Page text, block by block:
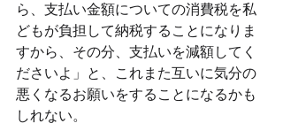
ら、支払い金額についての消費税を私
どもが負担して納税することになりま
すから、その分、支払いを減額してく
ださいよ」と、これまた互いに気分の
悪くなるお願いをすることになるかも
しれない。